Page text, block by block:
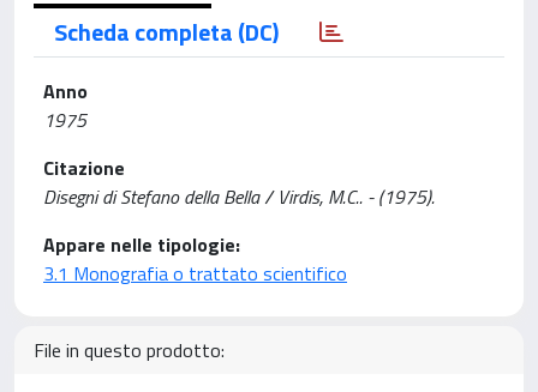
Scheda completa (DC)
Anno
1975
Citazione
Disegni di Stefano della Bella / Virdis, M.C.. - (1975).
Appare nelle tipologie:
3.1 Monografia o trattato scientifico
File in questo prodotto: